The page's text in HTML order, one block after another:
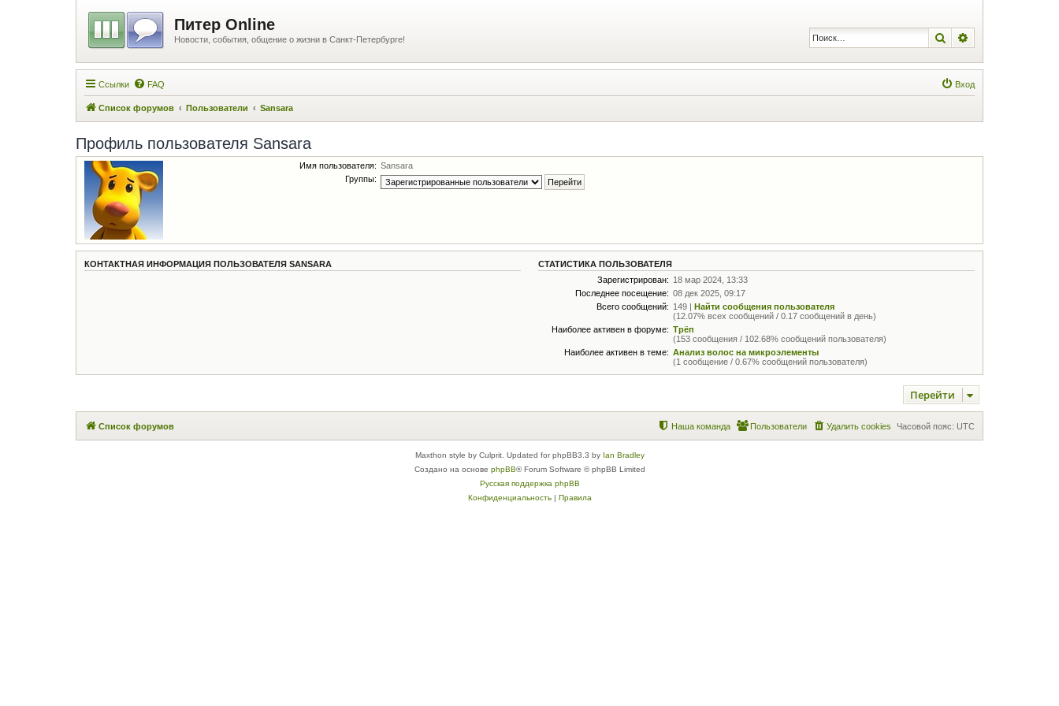
Питер Online
Новости, события, общение о жизни в Санкт-Петербурге! Поиск
Ссылки FAQ Вход
Список форумов Пользователи Sansara
Профиль пользователя Sansara
Имя пользователя: Sansara
Группы:
КОНТАКТНАЯ ИНФОРМАЦИЯ ПОЛЬЗОВАТЕЛЯ SANSARA
СТАТИСТИКА ПОЛЬЗОВАТЕЛЯ
Зарегистрирован: 18 мар 2024, 13:33
Последнее посещение: 08 дек 2025, 09:17
Всего сообщений: 149 |Найти сообщения пользователя
(12.07% всех сообщений / 0.17 сообщений в день)
Наиболее активен в форуме: Трёп
(153 сообщения / 102.68% сообщений пользователя)
Наиболее активен в теме: Анализ волос на микроэлементы
(1 сообщение / 0.67% сообщений пользователя)
Перейти
Список форумов Часовой пояс: UTC
Удалить cookies
Пользователи
Наша команда
Maxthon style by Culprit. Updated for phpBB3.3 by Ian Bradley
Создано на основе phpBB® Forum Software © phpBB Limited
Русская поддержка phpBB
Конфиденциальность| Правила